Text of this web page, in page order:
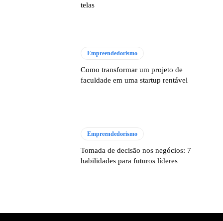
telas
Empreendedorismo
Como transformar um projeto de
faculdade em uma startup rentável
Empreendedorismo
Tomada de decisão nos negócios: 7
habilidades para futuros líderes